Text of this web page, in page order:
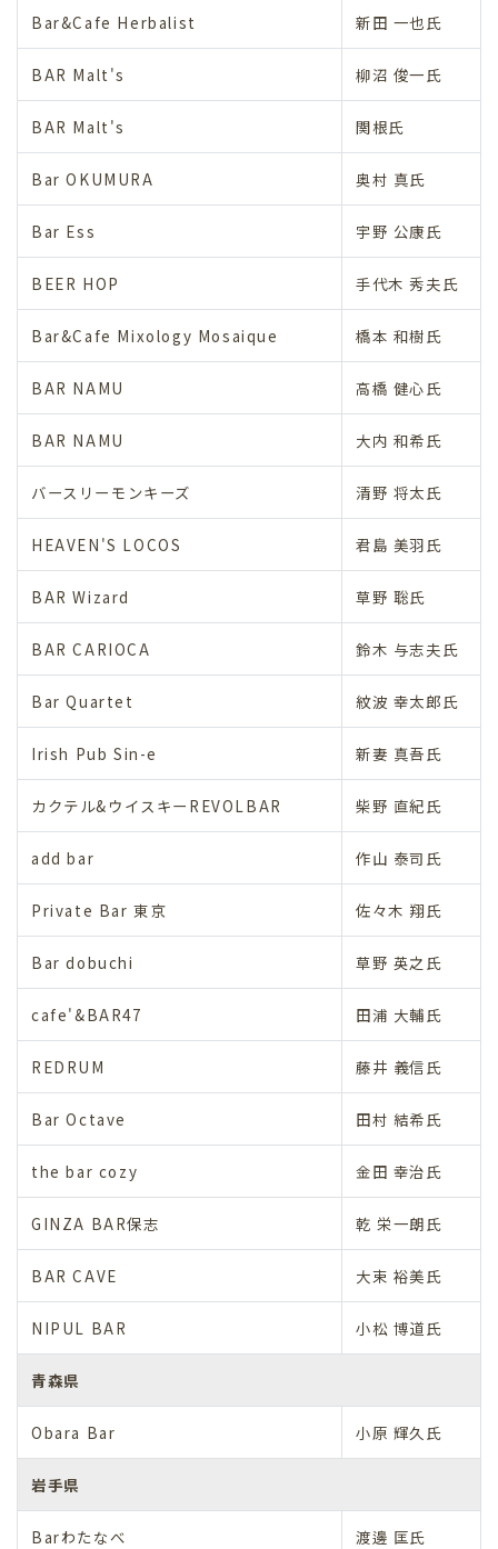
Bar&Cafe Herbalist 新田 一也氏
BAR Malt's 柳沼 俊一氏
BAR Malt's 関根氏
Bar OKUMURA 奥村 真氏
Bar Ess 宇野 公康氏
BEER HOP 手代木 秀夫氏
Bar&Cafe Mixology Mosaique 橋本 和樹氏
BAR NAMU 高橋 健心氏
BAR NAMU 大内 和希氏
バースリーモンキーズ 清野 将太氏
HEAVEN'S LOCOS 君島 美羽氏
BAR Wizard 草野 聡氏
BAR CARIOCA 鈴木 与志夫氏
Bar Quartet 紋波 幸太郎氏
Irish Pub Sin-e 新妻 真吾氏
カクテル&ウイスキーREVOLBAR 柴野 直紀氏
add bar 作山 泰司氏
Private Bar 東京 佐々木 翔氏
Bar dobuchi 草野 英之氏
cafe'&BAR47 田浦 大輔氏
REDRUM 藤井 義信氏
Bar Octave 田村 結希氏
the bar cozy 金田 幸治氏
GINZA BAR保志 乾 栄一朗氏
BAR CAVE 大束 裕美氏
NIPUL BAR 小松 博道氏
青森県
Obara Bar 小原 輝久氏
岩手県
Barわたなべ 渡邊 匡氏